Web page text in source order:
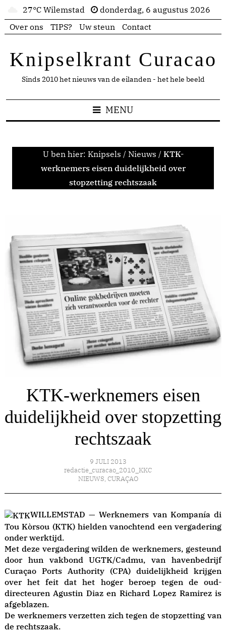
27°C Wilemstad
donderdag, 6 augustus 2026
Over ons
TIPS? Uw steun Contact
Knipselkrant Curacao
Sinds 2010 het nieuws van de eilanden - het hele beeld
MENU
U ben hier: Knipsels / Nieuws / KTK-
werknemers eisen duidelijkheid over
stopzetting rechtszaak
KTK-werknemers eisen
duidelijkheid over stopzetting
rechtszaak
9 JULI 2013
redactie_curacao_2010_KKC
NIEUWS, CURAÇAO
WILLEMSTAD — Werknemers van Kompanía di
Tou Kòrsou (KTK) hielden vanochtend een vergadering
onder werktijd.
Met deze vergadering wilden de werknemers, gesteund
door hun vakbond UGTK/Cadmu, van havenbedrijf
Curaçao Ports Authority (CPA) duidelijkheid krijgen
over het feit dat het hoger beroep tegen de oud-
directeuren Agustin Diaz en Richard Lopez Ramirez is
afgeblazen.
De werknemers verzetten zich tegen de stopzetting van
de rechtszaak.